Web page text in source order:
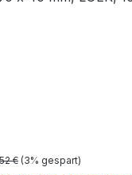
Preis:
€ (3% gespart)